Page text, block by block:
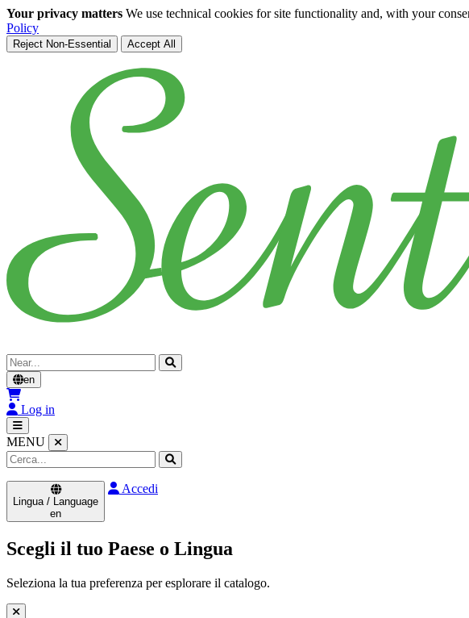
Your privacy matters We use technical cookies for site functionality and, with your
Policy
Reject Non-Essential Accept All
Cerca
en
Log in
MENU
Lingua / Language
en
Accedi
Scegli il tuo Paese o Lingua
Seleziona la tua preferenza per esplorare il catalogo.